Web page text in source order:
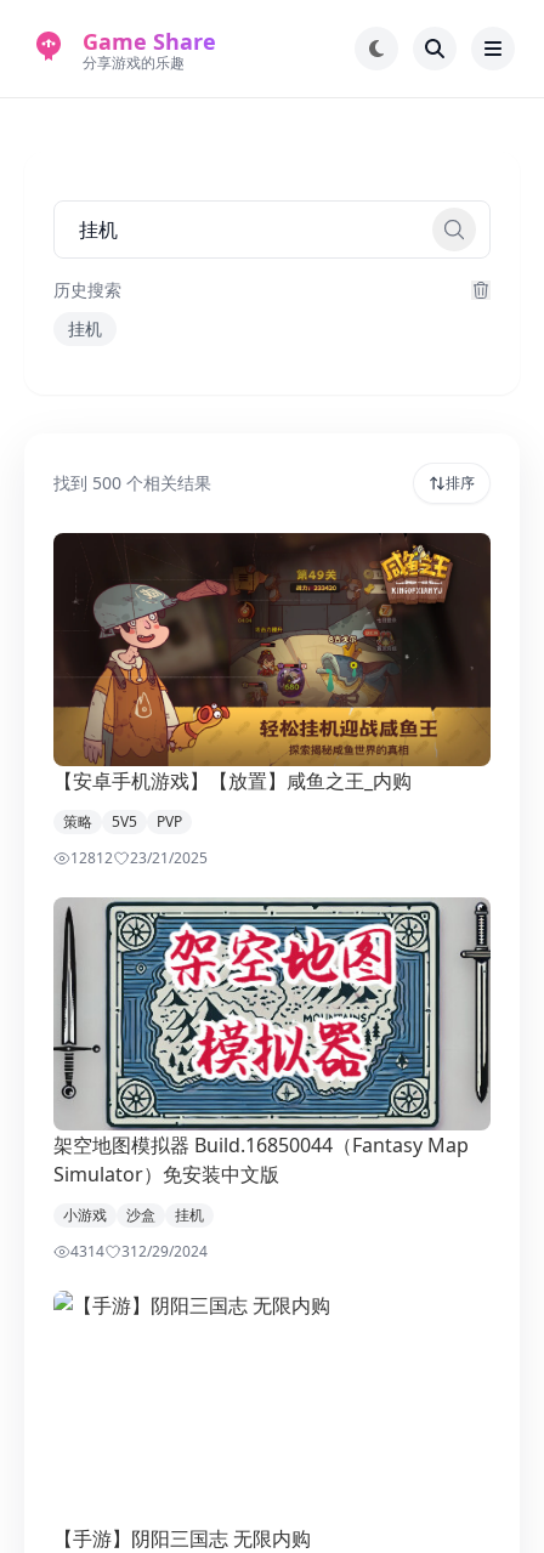
Game Share
分享游戏的乐趣
新版游戏站
永久地址
历史搜索
挂机
找到 500 个相关结果 排序
【安卓手机游戏】【放置】咸鱼之王_内购
策略 5V5
PVP
12812
23/21/2025
架空地图模拟器 Build.16850044（Fantasy Map
Simulator）免安装中文版
小游戏 沙盒
挂机
4314
312/29/2024
【手游】阴阳三国志 无限内购